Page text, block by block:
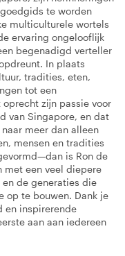
te worden
multiculturele wortels
ervaring ongelooflijk
begenadigd verteller
In plaats
tradities, eten,
tot een
zijn passie voor
van Singapore, en dat
meer dan alleen
mensen en tradities
is Ron de
met een veel diepere
de generaties die
op te bouwen. Dank je
en inspirerende
aan aan iedereen